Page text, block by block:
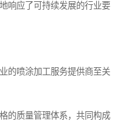
响应了可持续发展的行业要
的喷涂加工服务提供商至关
的质量管理体系，共同构成